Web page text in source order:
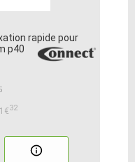
rapide pour
p40
32